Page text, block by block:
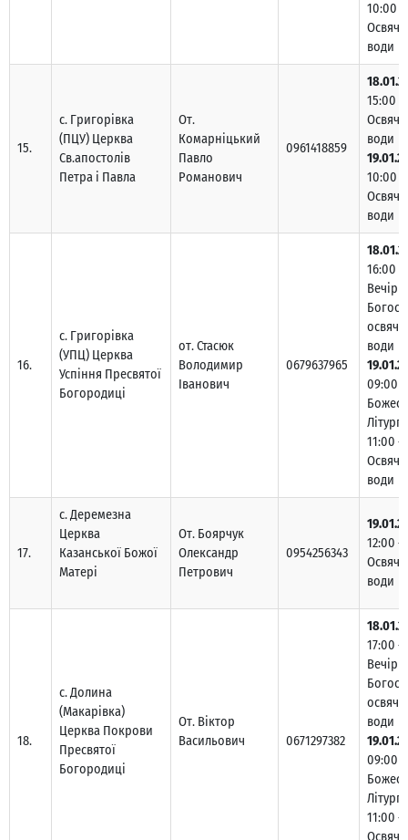
10:00 –
води
15.
с. Григорівка
(ПЦУ) Церква
Св.апостолів
Петра і Павла
От.
Комарніцький
Павло
Романович
0961418859
15:00 –
води
10:00 –
води
16.
с. Григорівка
(УПЦ) Церква
Успіння Пресвятої
Богородиці
от. Стасюк
Володимир
Іванович
0679637965
16:00 –
води
09:00 –
11:00 –
води
17.
с. Деремезна
Церква
Казанської Божої
Матері
От. Боярчук
Олександр
Петрович
0954256343
12:00 –
води
18.
с. Долина
(Макарівка)
Церква Покрови
Пресвятої
Богородиці
От. Віктор
Васильович
0671297382
17:00 –
води
09:00 –
11:00 –